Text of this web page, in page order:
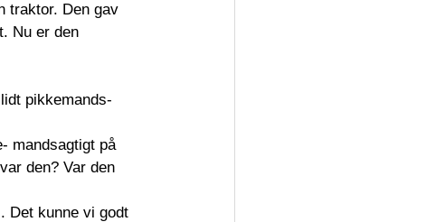
traktor. Den gav
Nu er den
pikkemands-
mandsagtigt på
den? Var den
Det kunne vi godt